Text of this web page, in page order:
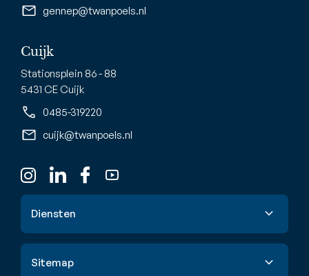
gennep@twanpoels.nl
Cuijk
Stationsplein 86 - 88
5431 CE Cuijk
0485-319220
cuijk@twanpoels.nl
Diensten
Sitemap